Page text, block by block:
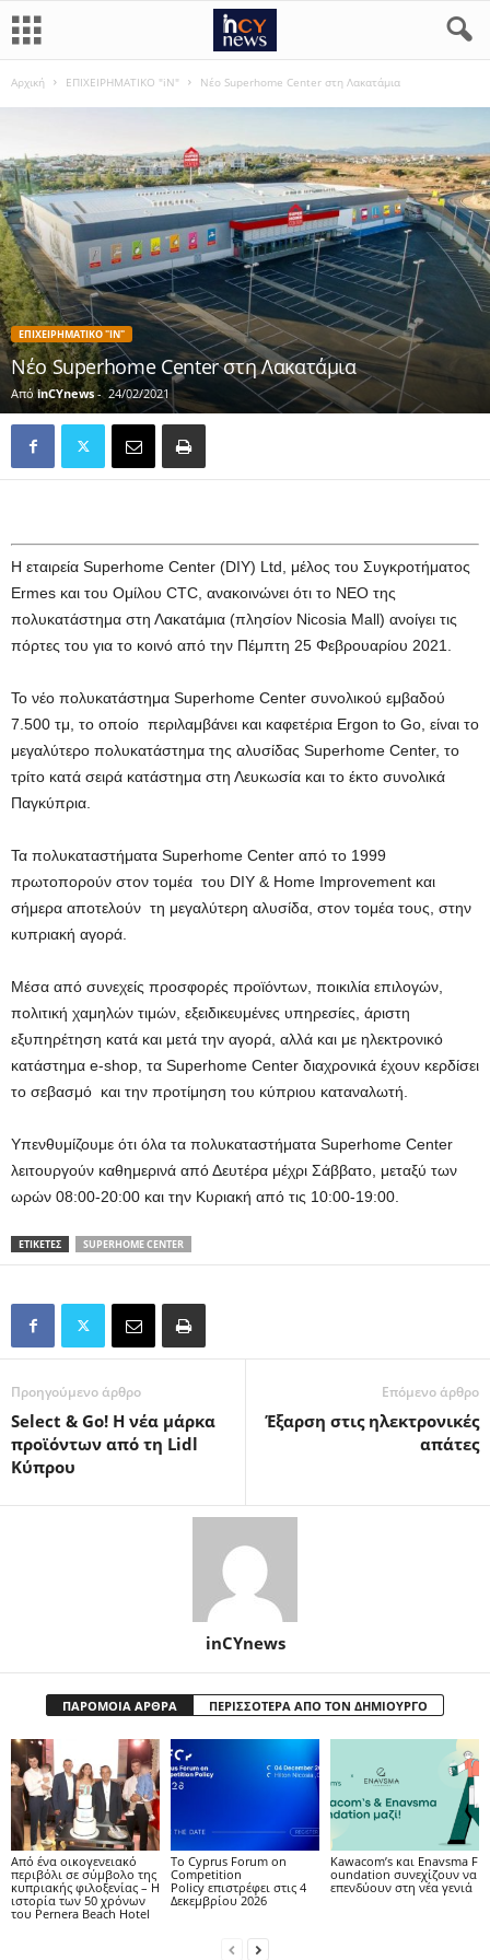
Αρχική ΕΠΙΧΕΙΡΗΜΑΤΙΚΟ "iN" Nέο Superhome Center στη Λακατάμια
ΕΠΙΧΕΙΡΗΜΑΤΙΚΟ "IN"
Nέο Superhome Center στη Λακατάμια
Από inCYnews- 24/02/2021
Η εταιρεία Superhome Center (DIY) Ltd, μέλος του Συγκροτήματος
Ermes και του Ομίλου CTC, ανακοινώνει ότι το ΝΕΟ της
πολυκατάστημα στη Λακατάμια (πλησίον Nicosia Mall) ανοίγει τις
πόρτες του για το κοινό από την Πέμπτη 25 Φεβρουαρίου 2021.
Το νέο πολυκατάστημα Superhome Center συνολικού εμβαδού
7.500 τμ, το οποίο περιλαμβάνει και καφετέρια Ergon to Go, είναι το
μεγαλύτερο πολυκατάστημα της αλυσίδας Superhome Center, το
τρίτο κατά σειρά κατάστημα στη Λευκωσία και το έκτο συνολικά
Παγκύπρια.
Τα πολυκαταστήματα Superhome Center από το 1999
πρωτοπορούν στον τομέα του DIY & Home Improvement και
σήμερα αποτελούν τη μεγαλύτερη αλυσίδα, στον τομέα τους, στην
κυπριακή αγορά.
Μέσα από συνεχείς προσφορές προϊόντων, ποικιλία επιλογών,
πολιτική χαμηλών τιμών, εξειδικευμένες υπηρεσίες, άριστη
εξυπηρέτηση κατά και μετά την αγορά, αλλά και με ηλεκτρονικό
κατάστημα e-shop, τα Superhome Center διαχρονικά έχουν κερδίσει
το σεβασμό και την προτίμηση του κύπριου καταναλωτή.
Υπενθυμίζουμε ότι όλα τα πολυκαταστήματα Superhome Center
λειτουργούν καθημερινά από Δευτέρα μέχρι Σάββατο, μεταξύ των
ωρών 08:00-20:00 και την Κυριακή από τις 10:00-19:00.
ΕΤΙΚΕΤΕΣ SUPERHOME CENTER
Προηγούμενο άρθρο
Select & Go! Η νέα μάρκα
προϊόντων από τη Lidl
Κύπρου
Επόμενο άρθρο
Έξαρση στις ηλεκτρονικές
απάτες
inCYnews
ΠΑΡΟΜΟΙΑ ΑΡΘΡΑ ΠΕΡΙΣΣΟΤΕΡΑ ΑΠΟ ΤΟΝ ΔΗΜΙΟΥΡΓΟ
Από ένα οικογενειακό
περιβόλι σε σύμβολο της
κυπριακής φιλοξενίας – Η
ιστορία των 50 χρόνων
του Pernera Beach Hotel
Το Cyprus Forum on
Competition
Policy επιστρέφει στις 4
Δεκεμβρίου 2026
Kawacom’s και Enavsma F
oundation συνεχίζουν να
επενδύουν στη νέα γενιά